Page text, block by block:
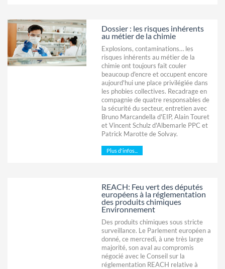
Dossier : les risques inhérents
au métier de la chimie
Explosions, contaminations… les
risques inhérents au métier de la
chimie ont toujours fait couler
beaucoup d'encre et occupent encore
aujourd'hui une place privilégiée dans
les phobies collectives. Recadrage en
compagnie de quatre responsables de
la sécurité du secteur, entretien avec
Bruno Marcandella d'EIP, Alain Touret
et Vincent Schulz d'Albemarle PPC et
Patrick Marotte de Solvay.
Plus d'infos...
REACH: Feu vert des députés
européens à la réglementation
des produits chimiques
Environnement
Des produits chimiques sous stricte
surveillance. Le Parlement européen a
donné, ce mercredi, à une très large
majorité, son aval au compromis
négocié avec le Conseil sur la
réglementation REACH relative à